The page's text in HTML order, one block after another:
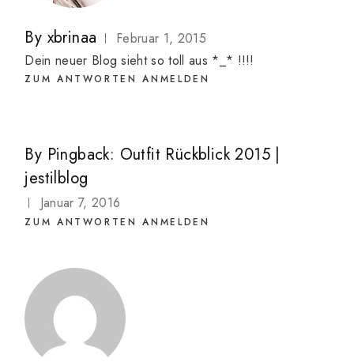
By xbrinaa
Februar 1, 2015
Dein neuer Blog sieht so toll aus *_* !!!!
ZUM ANTWORTEN ANMELDEN
By Pingback: Outfit Rückblick 2015 |
jestilblog
Januar 7, 2016
ZUM ANTWORTEN ANMELDEN